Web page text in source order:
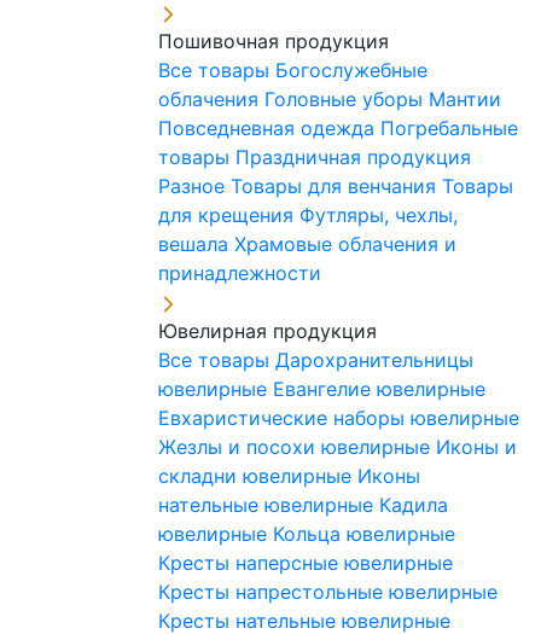
Пошивочная продукция
Все товары Богослужебные
облачения Головные уборы Мантии
Повседневная одежда Погребальные
товары Праздничная продукция
Разное Товары для венчания Товары
для крещения Футляры, чехлы,
вешала Храмовые облачения и
принадлежности
Ювелирная продукция
Все товары Дарохранительницы
ювелирные Евангелие ювелирные
Евхаристические наборы ювелирные
Жезлы и посохи ювелирные Иконы и
складни ювелирные Иконы
нательные ювелирные Кадила
ювелирные Кольца ювелирные
Кресты наперсные ювелирные
Кресты напрестольные ювелирные
Кресты нательные ювелирные